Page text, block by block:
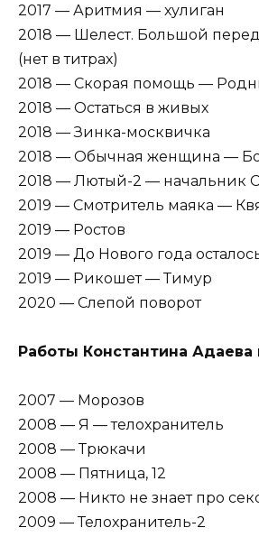
2017 — Аритмия — хулиган
2018 — Шелест. Большой
(нет в титрах)
2018 — Скорая помощь —
2018 — Остаться в живых
2018 — Зинка-москвичка
2018 — Обычная женщина —
2018 — Лютый-2 — начальник
2019 — Смотритель маяка —
2019 — Ростов
2019 — До Нового года
2019 — Рикошет — Тимур
2020 — Слепой поворот
Работы Константина Адаева
2007 — Морозов
2008 — Я — телохранитель
2008 — Трюкачи
2008 — Пятница, 12
2008 — Никто не знает про
2009 — Телохранитель-2